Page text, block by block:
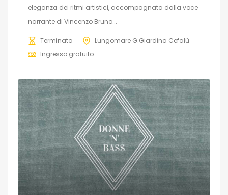
eleganza dei ritmi artistici, accompagnata dalla voce
narrante di Vincenzo Bruno...
Terminato
Lungomare G.Giardina Cefalù
Ingresso gratuito